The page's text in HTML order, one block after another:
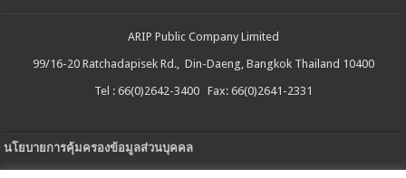
ARIP Public Company Limited
99/16-20 Ratchadapisek Rd., Din-Daeng, Bangkok Thailand 10400
Tel : 66(0)2642-3400 Fax: 66(0)2641-2331
นโยบายการคุ้มครองข้อมูลส่วนบุคคล